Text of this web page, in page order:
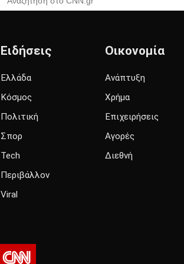
Ειδήσεις
Ελλάδα
Κόσμος
Πολιτική
Σπορ
Tech
Περιβάλλον
Viral
Οικονομία
Ανάπτυξη
Χρήμα
Επιχειρήσεις
Αγορές
Διεθνή